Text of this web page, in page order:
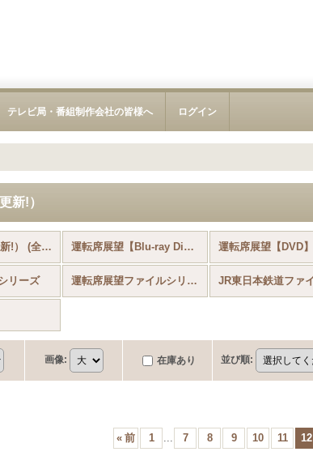
テレビ局・番組制作会社の皆様へ ログイン
新!）
アネック(7/28更新!） (全商品) 運転席展望【Blu-ray Disc】 運転席展望【DVD】
リーズ 運転席展望ファイルシリーズ(メーカー在庫のみの販売となります)
画像: 在庫あり 並び順:
« 前 1 ... 7 8 9 10 11 12